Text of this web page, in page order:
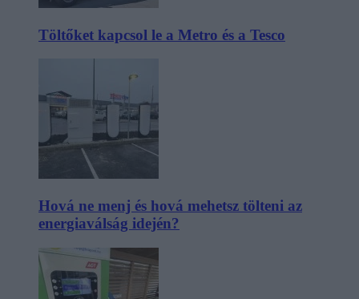
Töltőket kapcsol le a Metro és a Tesco
Hová ne menj és hová mehetsz tölteni az
energiaválság idején?